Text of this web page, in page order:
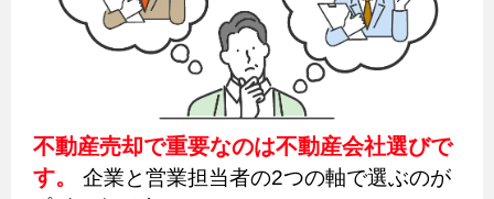
不動産売却で重要なのは不動産会社選びで
す。
企業と営業担当者の2つの軸で選ぶのが